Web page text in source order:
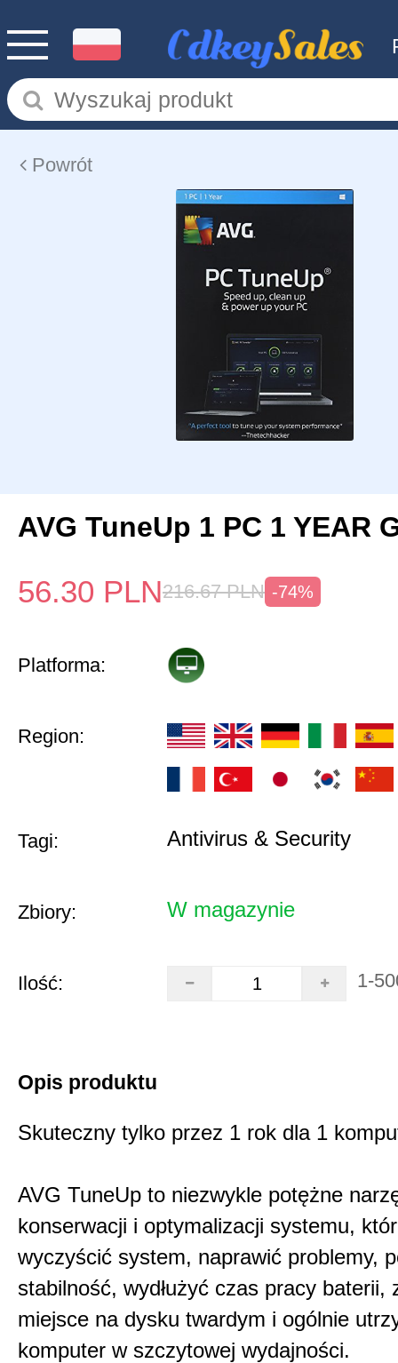
Powrót
AVG TuneUp 1 PC 1 YEAR
56.30 PLN216.67 PLN -74%
Platforma:
Region:
Tagi: Antivirus & Security
Zbiory: W magazynie
Ilość: 1-
Opis produktu
Skuteczny tylko przez 1 rok dla 1
AVG TuneUp to niezwykle potężne
konserwacji i optymalizacji systemu,
wyczyścić system, naprawić problemy,
stabilność, wydłużyć czas pracy baterii,
miejsce na dysku twardym i ogólnie
komputer w szczytowej wydajności.